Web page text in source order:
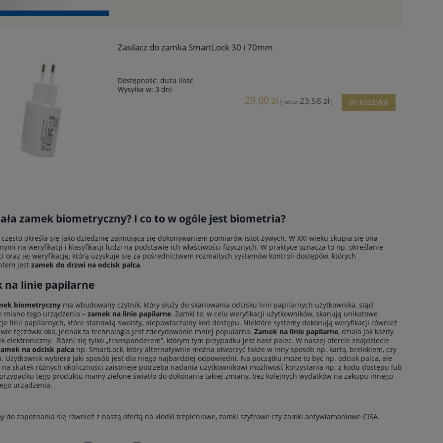
Zasilacz do zamka SmartLock 30 i 70mm
Dostępność: duża ilość
Wysyłka w: 3 dni
29,00 zł (netto: 23,58 zł) do koszyka
zamek biometryczny? I co to w ogóle jest biometria?
określa się jako dziedzinę zajmującą się dokonywaniem pomiarów istot żywych. W XXI wieku skupia się ona
na weryfikacji i klasyfikacji ludzi na podstawie ich właściwości fizycznych. W praktyce oznacza to np. określanie
oraz jej weryfikację, którą uzyskuje się za pośrednictwem rozmaitych systemów kontroli dostępów, których
jest zamek do drzwi na odcisk palca.
na linie papilarne
biometryczny ma wbudowany czytnik, który służy do skanowania odcisku linii papilarnych użytkownika, stąd
miano tego urządzenia – zamek na linie papilarne. Zamki te, w celu weryfikacji użytkowników, skanują unikatowe
linii papilarnych, które stanowią swoisty, niepowtarzalny kod dostępu. Niektóre systemy dokonują weryfikacji również
tęczówki oka, jednak ta technologia jest zdecydowanie mniej popularna. Zamek na linie papilarne, działa jak każdy
elektroniczny. Różni się tylko „transponderem”, którym tym przypadku jest nasz palec. W naszej ofercie znajdziecie
na odcisk palca np. SmartLock, który alternatywnie można otworzyć także w inny sposób np. kartą, brelokiem, czy
Użytkownik wybiera jaki sposób jest dla niego najbardziej odpowiedni. Na początku może to być np. odcisk palca, ale
na skutek różnych okoliczności zaistnieje potrzeba nadania użytkownikowi możliwość korzystania np. z kodu dostępu lub
tego produktu mamy zielone światło do dokonania takiej zmiany, bez kolejnych wydatków na zakupu innego
urządzenia.
do zapoznania się również z naszą ofertą na kłódki trzpieniowe, zamki szyfrowe czy zamki antywłamaniowe CISA.